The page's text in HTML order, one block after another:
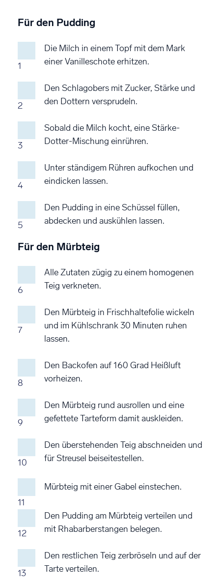
Für den Pudding
1
Die Milch in einem Topf mit dem Mark
einer Vanilleschote erhitzen.
2
Den Schlagobers mit Zucker, Stärke und
den Dottern versprudeln.
3
Sobald die Milch kocht, eine Stärke-
Dotter-Mischung einrühren.
4
Unter ständigem Rühren aufkochen und
eindicken lassen.
5
Den Pudding in eine Schüssel füllen,
abdecken und auskühlen lassen.
Für den Mürbteig
6
Alle Zutaten zügig zu einem homogenen
Teig verkneten.
7
Den Mürbteig in Frischhaltefolie wickeln
und im Kühlschrank 30 Minuten ruhen
lassen.
8
Den Backofen auf 160 Grad Heißluft
vorheizen.
9
Den Mürbteig rund ausrollen und eine
gefettete Tarteform damit auskleiden.
10
Den überstehenden Teig abschneiden und
für Streusel beiseitestellen.
11
Mürbteig mit einer Gabel einstechen.
12
Den Pudding am Mürbteig verteilen und
mit Rhabarberstangen belegen.
13
Den restlichen Teig zerbröseln und auf der
Tarte verteilen.